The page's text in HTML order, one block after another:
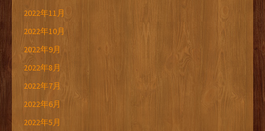
2022年11月
2022年10月
2022年9月
2022年8月
2022年7月
2022年6月
2022年5月